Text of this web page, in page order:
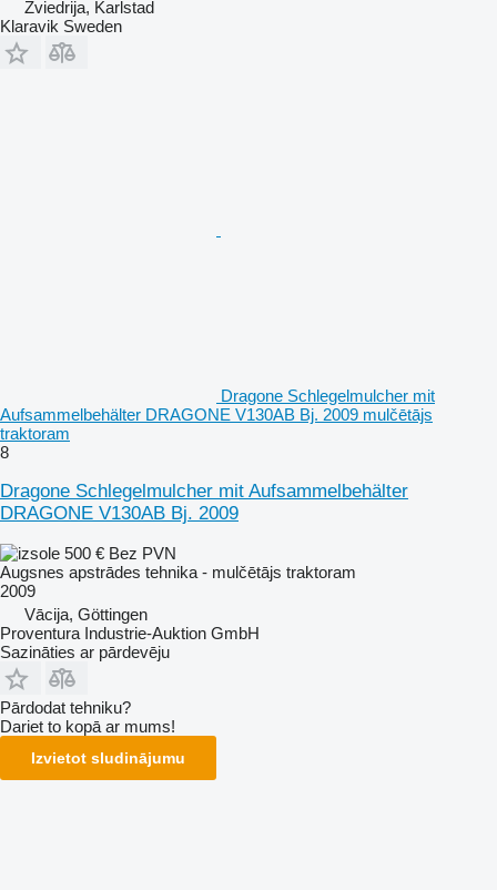
Zviedrija, Karlstad
Klaravik Sweden
Dragone Schlegelmulcher mit
Aufsammelbehälter DRAGONE V130AB Bj. 2009 mulčētājs
traktoram
8
Dragone Schlegelmulcher mit Aufsammelbehälter
DRAGONE V130AB Bj. 2009
500 € Bez PVN
Augsnes apstrādes tehnika - mulčētājs traktoram
2009
Vācija, Göttingen
Proventura Industrie-Auktion GmbH
Sazināties ar pārdevēju
Pārdodat tehniku?
Dariet to kopā ar mums!
Izvietot sludinājumu